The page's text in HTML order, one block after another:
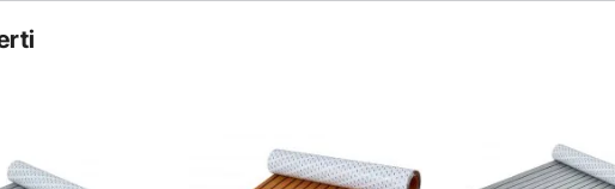
prestazioni di impermeabilità e antiscivolo, garantendo un
Protegge efficacemente i tuoi pavimenti.